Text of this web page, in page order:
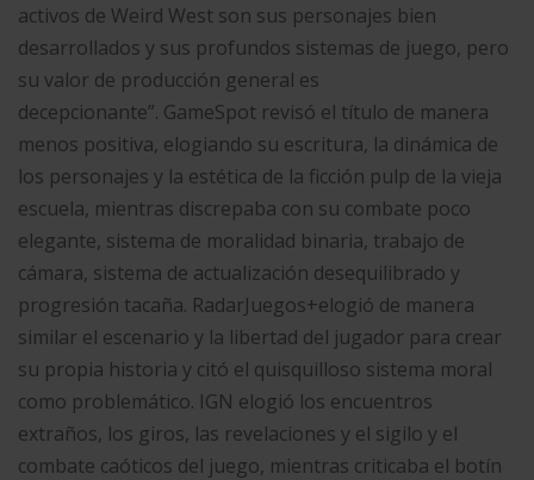
activos de Weird West son sus personajes bien
desarrollados y sus profundos sistemas de juego, pero
su valor de producción general es
decepcionante”. GameSpot revisó el título de manera
menos positiva, elogiando su escritura, la dinámica de
los personajes y la estética de la ficción pulp de la vieja
escuela, mientras discrepaba con su combate poco
elegante, sistema de moralidad binaria, trabajo de
cámara, sistema de actualización desequilibrado y
progresión tacaña. RadarJuegos+elogió de manera
similar el escenario y la libertad del jugador para crear
su propia historia y citó el quisquilloso sistema moral
como problemático. IGN elogió los encuentros
extraños, los giros, las revelaciones y el sigilo y el
combate caóticos del juego, mientras criticaba el botín